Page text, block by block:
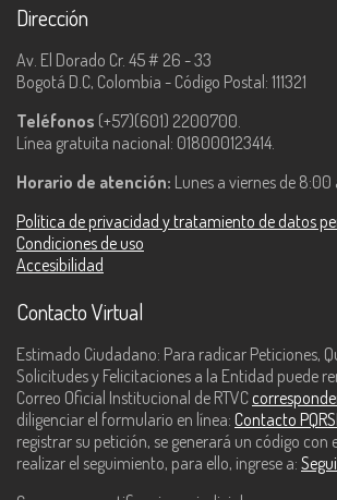
Dirección
Av. El Dorado Cr. 45 # 26 - 33
Bogotá D.C, Colombia - Código Postal: 111321
Teléfonos (+57)(601) 2200700.
Línea gratuita nacional: 018000123414.
Horario de atención: Lunes a viernes de
Política de privacidad y tratamiento de datos
Condiciones de uso
Accesibilidad
Contacto Virtual
Estimado Ciudadano: Para radicar Peticiones,
Solicitudes y Felicitaciones a la Entidad puede
Correo Oficial Institucional de RTVC
diligenciar el formulario en línea: Contacto
registrar su petición, se generará un código con
realizar el seguimiento, para ello, ingrese a: